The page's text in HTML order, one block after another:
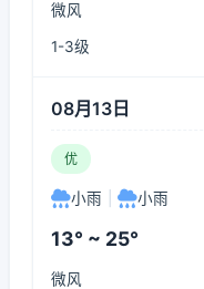
微风
1-3级
08月13日
优
小雨 小雨
13° ~ 25°
微风